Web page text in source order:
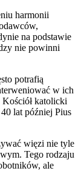
harmonii
na podstawie
nie powinni
potrafią
w ich
katolicki
lat później Pius
więzi nie tyle
Tego rodzaju
ale